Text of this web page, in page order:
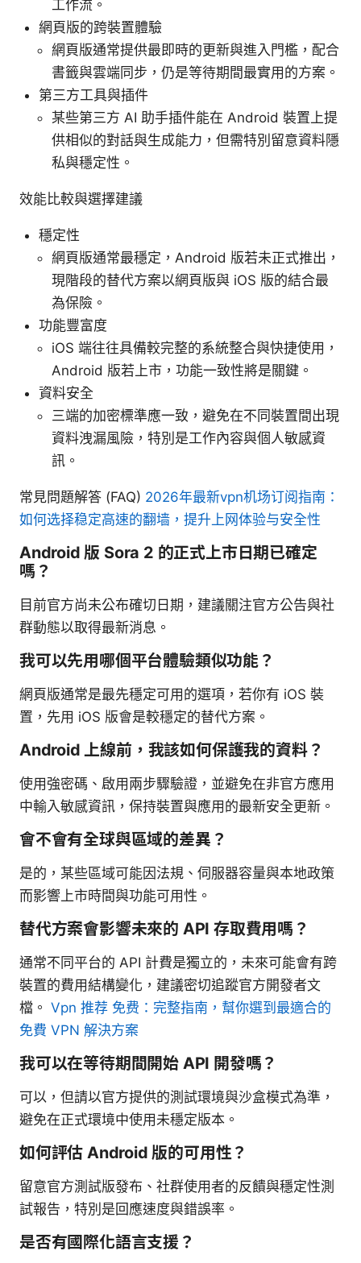
工作流。
網頁版的跨裝置體驗
網頁版通常提供最即時的更新與進入門檻，配合
書籤與雲端同步，仍是等待期間最實用的方案。
第三方工具與插件
某些第三方 AI 助手插件能在 Android 裝置上提
供相似的對話與生成能力，但需特別留意資料隱
私與穩定性。
效能比較與選擇建議
穩定性
網頁版通常最穩定，Android 版若未正式推出，
現階段的替代方案以網頁版與 iOS 版的結合最
為保險。
功能豐富度
iOS 端往往具備較完整的系統整合與快捷使用，
Android 版若上市，功能一致性將是關鍵。
資料安全
三端的加密標準應一致，避免在不同裝置間出現
資料洩漏風險，特別是工作內容與個人敏感資
訊。
常見問題解答 (FAQ) 2026年最新vpn机场订阅指南：
如何选择稳定高速的翻墙，提升上网体验与安全性
Android 版 Sora 2 的正式上市日期已確定
嗎？
目前官方尚未公布確切日期，建議關注官方公告與社
群動態以取得最新消息。
我可以先用哪個平台體驗類似功能？
網頁版通常是最先穩定可用的選項，若你有 iOS 裝
置，先用 iOS 版會是較穩定的替代方案。
Android 上線前，我該如何保護我的資料？
使用強密碼、啟用兩步驟驗證，並避免在非官方應用
中輸入敏感資訊，保持裝置與應用的最新安全更新。
會不會有全球與區域的差異？
是的，某些區域可能因法規、伺服器容量與本地政策
而影響上市時間與功能可用性。
替代方案會影響未來的 API 存取費用嗎？
通常不同平台的 API 計費是獨立的，未來可能會有跨
裝置的費用結構變化，建議密切追蹤官方開發者文
檔。 Vpn 推荐 免费：完整指南，幫你選到最適合的
免費 VPN 解決方案
我可以在等待期間開始 API 開發嗎？
可以，但請以官方提供的測試環境與沙盒模式為準，
避免在正式環境中使用未穩定版本。
如何評估 Android 版的可用性？
留意官方測試版發布、社群使用者的反饋與穩定性測
試報告，特別是回應速度與錯誤率。
是否有國際化語言支援？